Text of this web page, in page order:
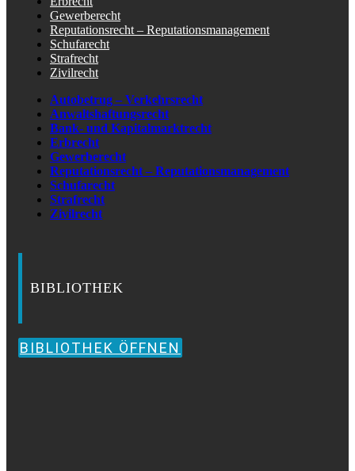
Gewerberecht
Reputationsrecht – Reputationsmanagement
Schufarecht
Strafrecht
Zivilrecht
Autobetrug – Verkehrsrecht
Anwaltshaftungsrecht
Bank- und Kapitalmarktrecht
Erbrecht
Gewerberecht
Reputationsrecht – Reputationsmanagement
Schufarecht
Strafrecht
Zivilrecht
BIBLIOTHEK
BIBLIOTHEK ÖFFNEN